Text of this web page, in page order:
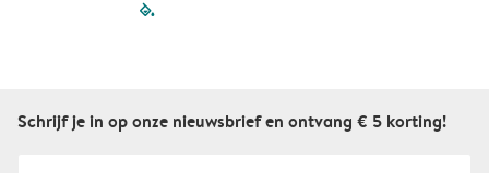
filled-pagination
Schrijf je in op onze nieuwsbrief en ontvang € 5 korting!